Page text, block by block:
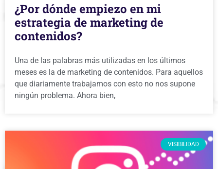
¿Por dónde empiezo en mi
estrategia de marketing de
contenidos?
Una de las palabras más utilizadas en los últimos
meses es la de marketing de contenidos. Para aquellos
que diariamente trabajamos con esto no nos supone
ningún problema. Ahora bien,
VISIBILIDAD